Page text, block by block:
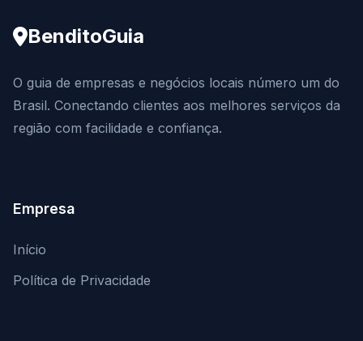
BenditoGuia
O guia de empresas e negócios locais número um do
Brasil. Conectando clientes aos melhores serviços da
região com facilidade e confiança.
Empresa
Início
Política de Privacidade